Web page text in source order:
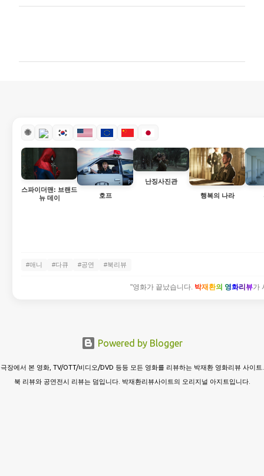
🌐
스파이더맨: 브랜드
뉴 데이
호프
난징사진관
행복의 나라
#애니 #다큐 #공연 #북리뷰
"영화가 끝났습니다. 박재환의 영화리뷰가
Powered by Blogger
극장에서 본 영화, TV/OTT/비디오/DVD 등등 모든 영화를 리뷰하는 박재환 영화리뷰 사이트.
북 리뷰와 공연전시 리뷰는 덤입니다. 박재환리뷰사이트의 오리지널 아지트입니다.